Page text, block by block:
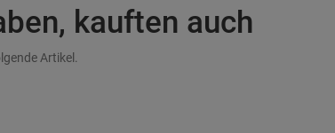
kauften auch
Artikel.